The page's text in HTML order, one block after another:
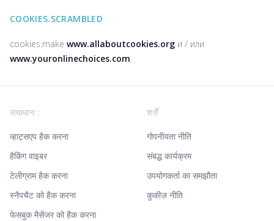
COOKIES.SCRAMBLED
cookies.make www.allaboutcookies.org и / или
www.youronlinechoices.com
समाधान :
व्हाट्सएप हैक करना
हैकिंग वाइबर
टेलीग्राम हैक करना
स्नैपचैट को हैक करना
फेसबुक मैसेंजर को हैक करना
शर्तें
गोपनीयता नीति
संबद्ध कार्यक्रम
उपयोगकर्ता का समझौता
कुकीज़ नीति